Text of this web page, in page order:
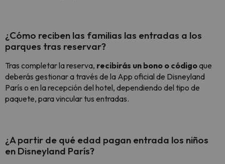
¿Cómo reciben las familias las entradas a los
parques tras reservar?
Tras completar la reserva, recibirás un bono o códigoque
deberás gestionar a través de la App oficial de Disneyland
París o en la recepción del hotel, dependiendo del tipo de
paquete, para vincular tus entradas.
¿A partir de qué edad pagan entrada los niños
en Disneyland París?